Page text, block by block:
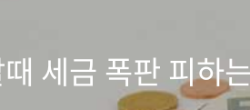
세금 폭판 피하